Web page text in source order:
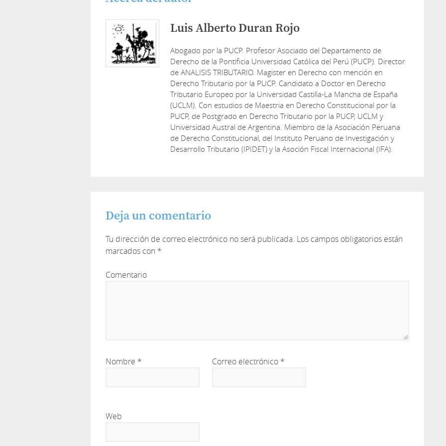
Luis Alberto Duran Rojo
Abogado por la PUCP. Profesor Asociado del Departamento de
Derecho de la Pontificia Universidad Católica del Perú (PUCP). Director
de ANALISIS TRIBUTARIO. Magister en Derecho con mención en
Derecho Tributario por la PUCP. Candidato a Doctor en Derecho
Tributario Europeo por la Universidad Castilla-La Mancha de España
(UCLM). Con estudios de Maestria en Derecho Constitucional por la
PUCP, de Postgrado en Derecho Tributario por la PUCP, UCLM y
Universidad Austral de Argentina. Miembro de la Asociación Peruana
de Derecho Constitucional, del Instituto Peruano de Investigación y
Desarrollo Tributario (IPIDET) y la Asoción Fiscal Internacional (IFA).
Deja un comentario
Tu dirección de correo electrónico no será publicada. Los campos obligatorios están
marcados con *
Comentario
Nombre * Correo electrónico *
Web